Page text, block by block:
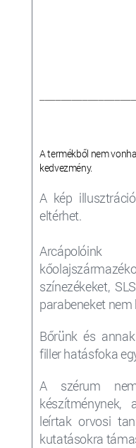
A termékből nem
kedvezmény.
A kép
eltérhet.
Arcápolóink
színezékeket,
parabeneket
Bőrünk és
fillerhatásfoka
A szérum
készítménynek,
leírtak orvosi
kutatásokra